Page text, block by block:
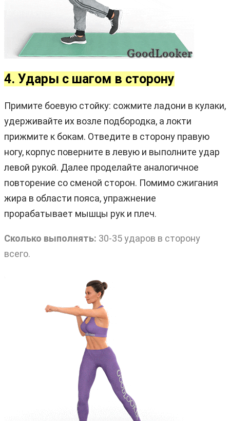
4. Удары с шагом в сторону
Примите боевую стойку: сожмите ладони в кулаки,
удерживайте их возле подбородка, а локти
прижмите к бокам. Отведите в сторону правую
ногу, корпус поверните в левую и выполните удар
левой рукой. Далее проделайте аналогичное
повторение со сменой сторон. Помимо сжигания
жира в области пояса, упражнение
прорабатывает мышцы рук и плеч.
Сколько выполнять: 30-35 ударов в сторону
всего.